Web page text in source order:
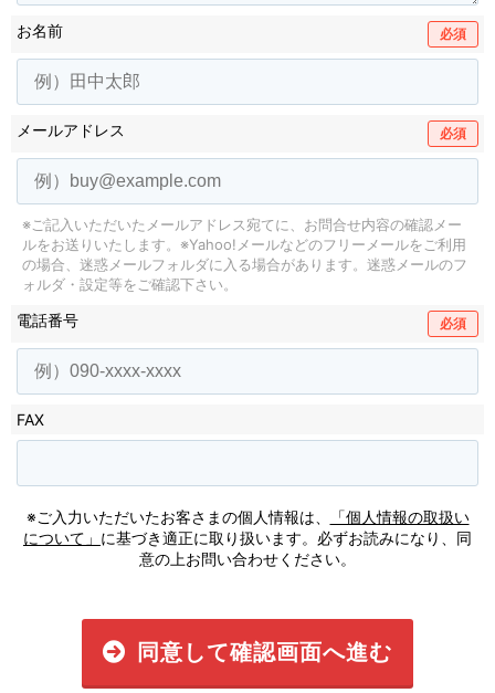
お名前 必須
メールアドレス 必須
※ご記入いただいたメールアドレス宛てに、お問合せ内容の確認メー
ルをお送りいたします。 ※Yahoo!メールなどのフリーメールをご利用
の場合、迷惑メールフォルダに入る場合があります。 迷惑メールのフ
ォルダ・設定等をご確認下さい。
電話番号 必須
FAX
※ご入力いただいたお客さまの個人情報は、
「個人情報の取扱い
について」 に基づき適正に取り扱います。必ずお読みになり、同
意の上お問い合わせください。
同意して確認画面へ進む